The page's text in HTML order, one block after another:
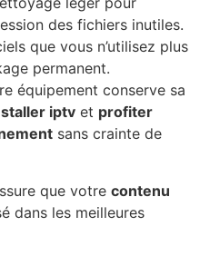
des fichiers inutiles.
que vous n’utilisez plus
permanent.
équipement conserve sa
iptv et profiter
sans crainte de
que votre contenu
dans les meilleures